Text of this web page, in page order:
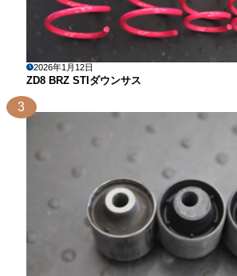
2026年1月12日
ZD8 BRZ STIダウンサス
3